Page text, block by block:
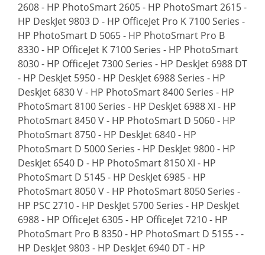
2608 - HP PhotoSmart 2605 - HP PhotoSmart 2615 -
HP DeskJet 9803 D - HP OfficeJet Pro K 7100 Series -
HP PhotoSmart D 5065 - HP PhotoSmart Pro B
8330 - HP OfficeJet K 7100 Series - HP PhotoSmart
8030 - HP OfficeJet 7300 Series - HP DeskJet 6988 DT
- HP DeskJet 5950 - HP DeskJet 6988 Series - HP
DeskJet 6830 V - HP PhotoSmart 8400 Series - HP
PhotoSmart 8100 Series - HP DeskJet 6988 XI - HP
PhotoSmart 8450 V - HP PhotoSmart D 5060 - HP
PhotoSmart 8750 - HP DeskJet 6840 - HP
PhotoSmart D 5000 Series - HP DeskJet 9800 - HP
DeskJet 6540 D - HP PhotoSmart 8150 XI - HP
PhotoSmart D 5145 - HP DeskJet 6985 - HP
PhotoSmart 8050 V - HP PhotoSmart 8050 Series -
HP PSC 2710 - HP DeskJet 5700 Series - HP DeskJet
6988 - HP OfficeJet 6305 - HP OfficeJet 7210 - HP
PhotoSmart Pro B 8350 - HP PhotoSmart D 5155 - -
HP DeskJet 9803 - HP DeskJet 6940 DT - HP